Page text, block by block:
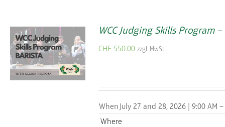
WCC Judging Skills Program –
CHF 550.00 zzgl. MwSt
When July 27 and 28, 2026 | 9:00 AM –
Where